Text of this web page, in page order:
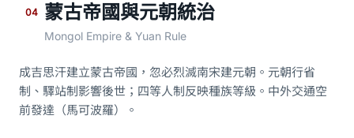
04 蒙古帝國與元朝統治
Mongol Empire & Yuan Rule
成吉思汗建立蒙古帝國，忽必烈滅南宋建元朝。元朝行省
制、驛站制影響後世；四等人制反映種族等級。中外交通空
前發達（馬可波羅）。